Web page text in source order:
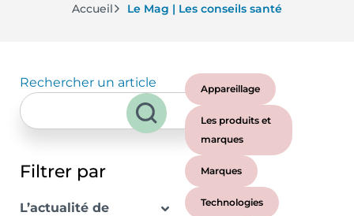
Accueil Le Mag | Les conseils santé
Rechercher un article
Filtrer par
L’actualité de
Appareillage
Les produits et
marques
Marques
Technologies